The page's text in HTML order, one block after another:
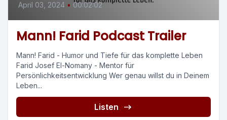
April 03, 2024 • 00:02:02
Mann! Farid Podcast Trailer
Mann! Farid - Humor und Tiefe für das komplette Leben
Farid Josef El-Nomany - Mentor für
Persönlichkeitsentwicklung Wer genau willst du in Deinem
Leben...
Listen